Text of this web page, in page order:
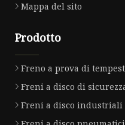
Mappa del sito
Prodotto
Freno a prova di
Freni a disco di
Freni a disco industriali